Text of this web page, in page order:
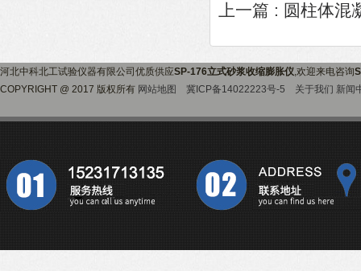
上一篇 : 圆柱体混
河北中科北工试验仪器有限公司优质供应SP-176立式砂浆收缩膨胀仪,欢迎来电咨询
COPYRIGHT @ 2017 版权所有 网站地图 冀ICP备14022223号-5 关于我们 新闻